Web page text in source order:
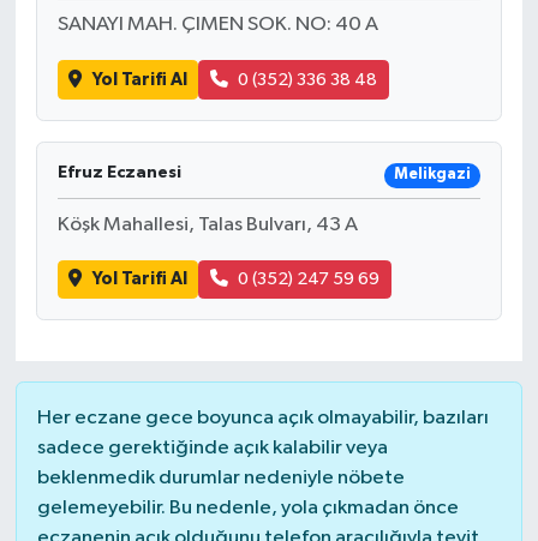
SANAYI MAH. ÇIMEN SOK. NO: 40 A
Yol Tarifi Al 0 (352) 336 38 48
Efruz Eczanesi Melikgazi
Köşk Mahallesi, Talas Bulvarı, 43 A
Yol Tarifi Al 0 (352) 247 59 69
Her eczane gece boyunca açık olmayabilir, bazıları
sadece gerektiğinde açık kalabilir veya
beklenmedik durumlar nedeniyle nöbete
gelemeyebilir. Bu nedenle, yola çıkmadan önce